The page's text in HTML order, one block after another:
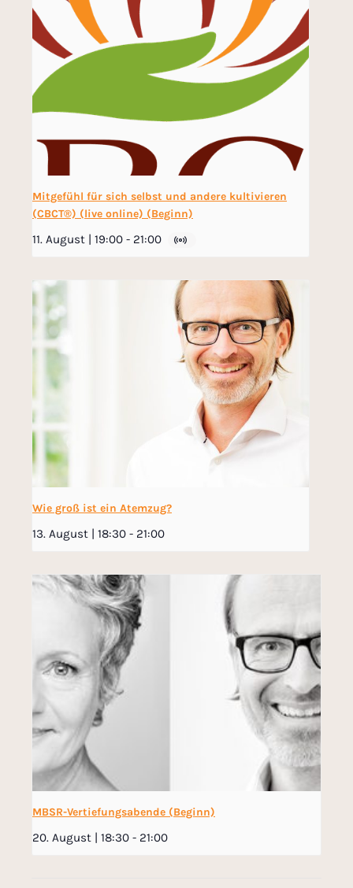
Mitgefühl für sich selbst und andere kultivieren
(CBCT®) (live online) (Beginn)
11. August | 19:00 - 21:00
Wie groß ist ein Atemzug?
13. August | 18:30 - 21:00
MBSR-Vertiefungsabende (Beginn)
20. August | 18:30 - 21:00